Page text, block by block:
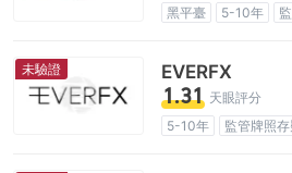
黑平臺
5-10年
未驗證
EVERFX
1.31 天眼評分
5-10年
監管牌照存